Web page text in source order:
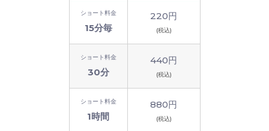
ショート料金
15分毎
220円
(税込)
ショート料金
30分
440円
(税込)
ショート料金
1時間
880円
(税込)